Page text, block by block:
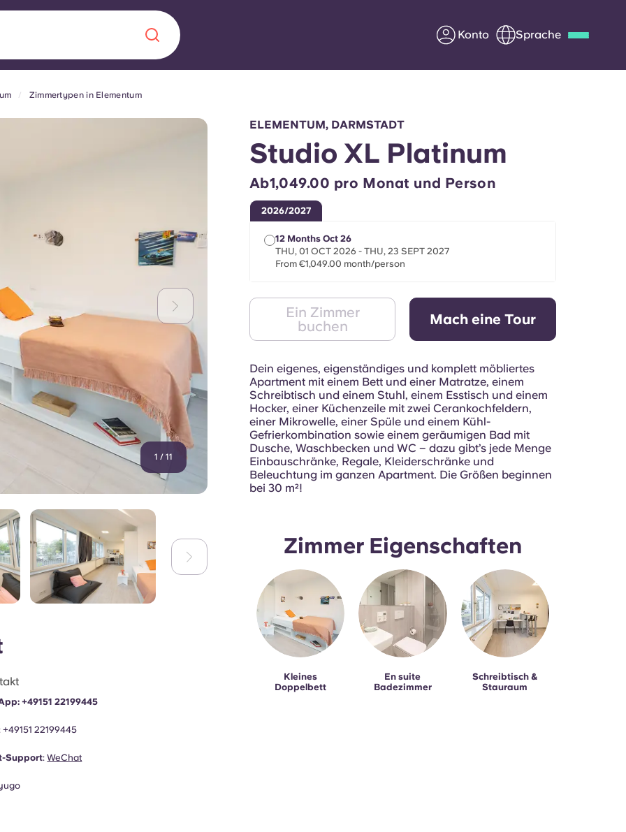
Konto Sprache
für die
Über uns
Häufig gestellte Fragen
Kontakt aufnehmen
Zimmertypen in Elementum
1 / 11
+49151 22199445
+49151 22199445
Support:WeChat
ELEMENTUM, DARMSTADT
Studio XL Platinum
Ab1,049.00 pro Monat und Person
2026/2027
12 Months Oct 26
THU, 01 OCT 2026 - THU, 23 SEPT 2027
From €1,049.00 month/person
Ein Zimmer
buchen
Mach eine Tour
Dein eigenes, eigenständiges und komplett möbliertes
Apartment mit einem Bett und einer Matratze, einem
Schreibtisch und einem Stuhl, einem Esstisch und einem
Hocker, einer Küchenzeile mit zwei Cerankochfeldern,
einer Mikrowelle, einer Spüle und einem Kühl-
Gefrierkombination sowie einem geräumigen Bad mit
Dusche, Waschbecken und WC – dazu gibt’s jede Menge
Einbauschränke, Regale, Kleiderschränke und
Beleuchtung im ganzen Apartment. Die Größen beginnen
bei 30 m²!
Zimmer Eigenschaften
Kleines
Doppelbett
En suite
Badezimmer
Schreibtisch &
Stauraum